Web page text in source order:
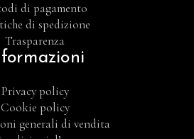
di pagamento
di spedizione
Trasparenza
Privacy policy
Cookie policy
generali di vendita